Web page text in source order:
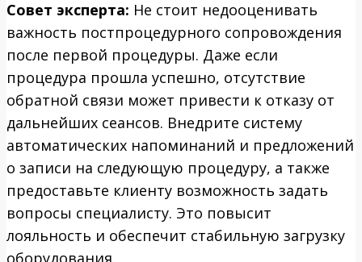
Совет эксперта: Не стоит недооценивать
важность постпроцедурного сопровождения
после первой процедуры. Даже если
процедура прошла успешно, отсутствие
обратной связи может привести к отказу от
дальнейших сеансов. Внедрите систему
автоматических напоминаний и предложений
о записи на следующую процедуру, а также
предоставьте клиенту возможность задать
вопросы специалисту. Это повысит
лояльность и обеспечит стабильную загрузку